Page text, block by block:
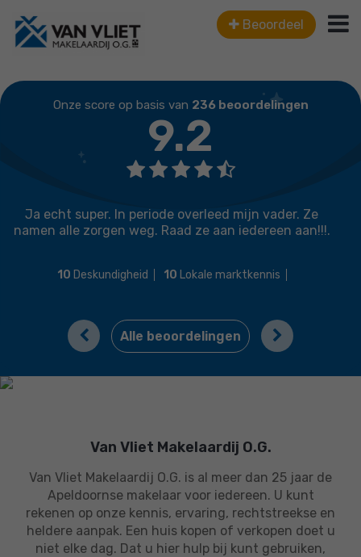
Beoordeel
Onze score op basis van 236 beoordelingen
9.2
periode overleed mijn vader. Ze
weg. Raad ze aan iedereen aan!!!.
10 Lokale marktkennis
Contact met de
verkoopplan was
9Deskundigheid
PreviousAlle beoordelingen Next
Van Vliet Makelaardij O.G.
Van Vliet Makelaardij O.G. is al meer dan 25 jaar de
Apeldoornse makelaar voor iedereen. U kunt
rekenen op onze kennis, ervaring, rechtstreekse en
heldere aanpak. Een huis kopen of verkopen doet u
niet elke dag. Dat u hier hulp bij kunt gebruiken,